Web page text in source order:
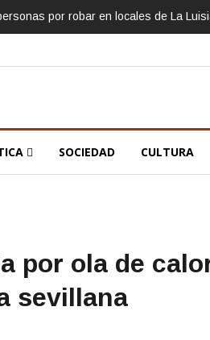
por robar en locales de La
SOCIEDAD CULTURA
por ola de
sevillana